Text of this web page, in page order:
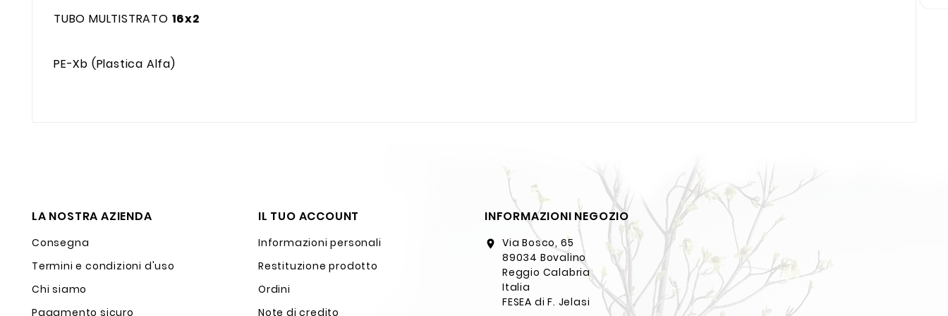
TUBO MULTISTRATO 16x2
PE-Xb (Plastica Alfa)
LA NOSTRA AZIENDA
Consegna
Termini e condizioni d'uso
Chi siamo
Pagamento sicuro
IL TUO ACCOUNT
Informazioni personali
Restituzione prodotto
Ordini
Note di credito
INFORMAZIONI NEGOZIO
location_on
Via Bosco, 65
89034 Bovalino
Reggio Calabria
Italia
FESEA di F. Jelasi